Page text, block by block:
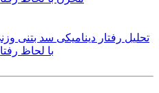
تحلیل رفتار دینامیکی سد بتنی
با لحاظ